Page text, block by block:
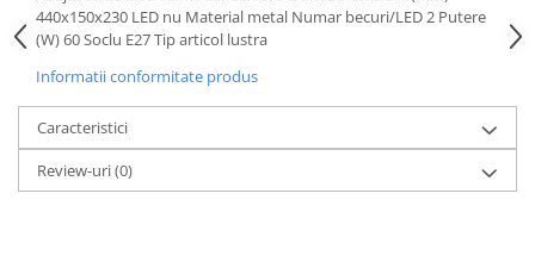
440x150x230 LED nu Material metal Numar becuri/LED 2 Putere
(W) 60 Soclu E27 Tip articol lustra
Informatii conformitate produs
Caracteristici
Review-uri(0)